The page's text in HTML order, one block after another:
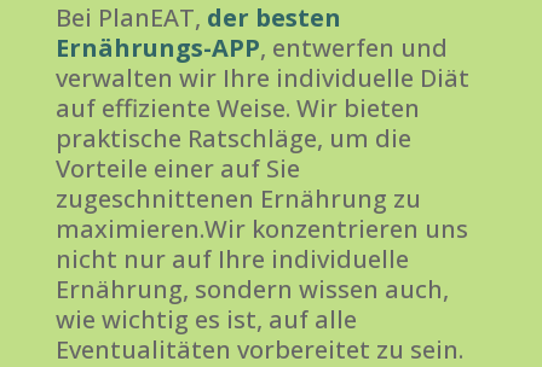
Bei PlanEAT, der besten
Ernährungs-APP, entwerfen und
verwalten wir Ihre individuelle Diät
auf effiziente Weise. Wir bieten
praktische Ratschläge, um die
Vorteile einer auf Sie
zugeschnittenen Ernährung zu
maximieren.Wir konzentrieren uns
nicht nur auf Ihre individuelle
Ernährung, sondern wissen auch,
wie wichtig es ist, auf alle
Eventualitäten vorbereitet zu sein.